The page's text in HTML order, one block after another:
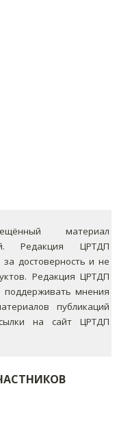
материал
Редакция ЦРТДП
достоверность и не
Редакция ЦРТДП
мнения
публикаций
на сайт ЦРТДП